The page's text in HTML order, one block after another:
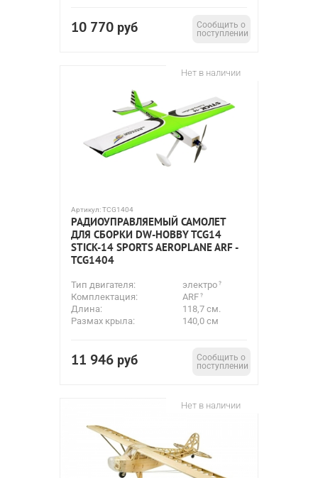
10 770 руб
Сообщить о
поступлении
Нет в наличии
Артикул:TCG1404
РАДИОУПРАВЛЯЕМЫЙ САМОЛЕТ
ДЛЯ СБОРКИ DW-HOBBY TCG14
STICK-14 SPORTS AEROPLANE ARF -
TCG1404
Тип двигателя:
электро
Комплектация:
ARF
Длина:
118,7 см.
Размах крыла:
140,0 см
11 946 руб
Сообщить о
поступлении
Нет в наличии